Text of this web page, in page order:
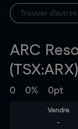
ARC
0 0% 0pt
Vendre
-